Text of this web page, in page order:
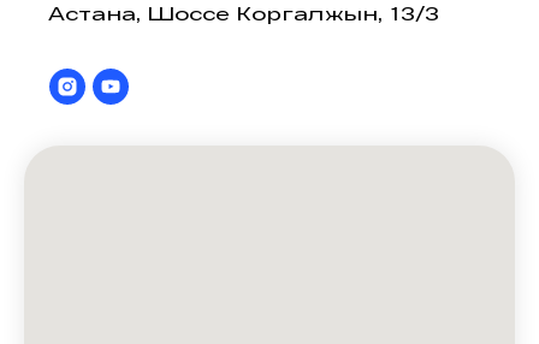
Астана, Шоссе Коргалжын, 13/3